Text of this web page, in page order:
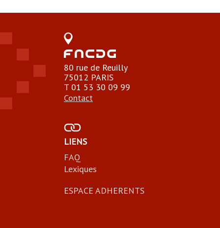
80 rue de Reuilly
75012 PARIS
T 01 53 30 09 99
Contact
LIENS
FAQ
Lexiques
ESPACE ADHERENTS